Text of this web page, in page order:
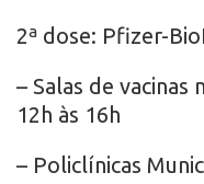
2ª dose: Pfizer-
– Salas de vacinas
12h às 16h
– Policlínicas